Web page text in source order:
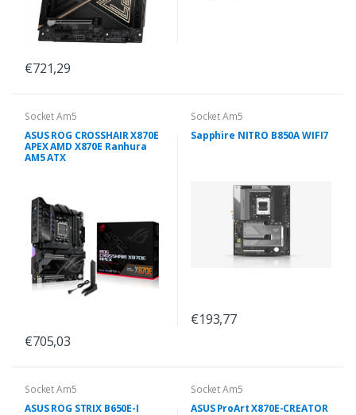
€721,29
Socket Am5
ASUS ROG CROSSHAIR X870E
APEX AMD X870E Ranhura
AM5 ATX
€705,03
Socket Am5
Sapphire NITRO B850A WIFI7
€193,77
Socket Am5
ASUS ROG STRIX B650E-I
Socket Am5
ASUS ProArt X870E-CREATOR